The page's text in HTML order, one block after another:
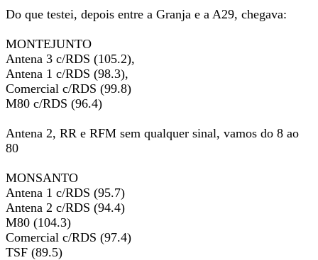
Do que testei, depois entre a Granja e a A29, chegava:
MONTEJUNTO
Antena 3 c/RDS (105.2),
Antena 1 c/RDS (98.3),
Comercial c/RDS (99.8)
M80 c/RDS (96.4)
Antena 2, RR e RFM sem qualquer sinal, vamos do 8 ao
80
MONSANTO
Antena 1 c/RDS (95.7)
Antena 2 c/RDS (94.4)
M80 (104.3)
Comercial c/RDS (97.4)
TSF (89.5)